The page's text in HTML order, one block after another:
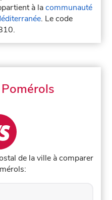
à lacommunauté
. Le code
de la ville à comparer